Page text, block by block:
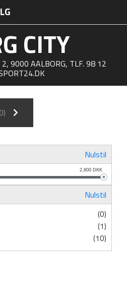
CITY
9000 AALBORG, TLF. 98 12
Nulstil
2,800 DKK
Nulstil
(0)
(1)
(10)